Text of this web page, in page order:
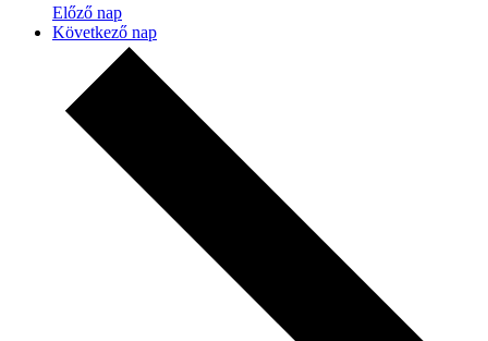
Előző nap
Következő nap